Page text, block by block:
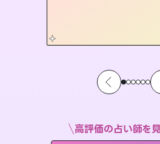
高評価の占い師を